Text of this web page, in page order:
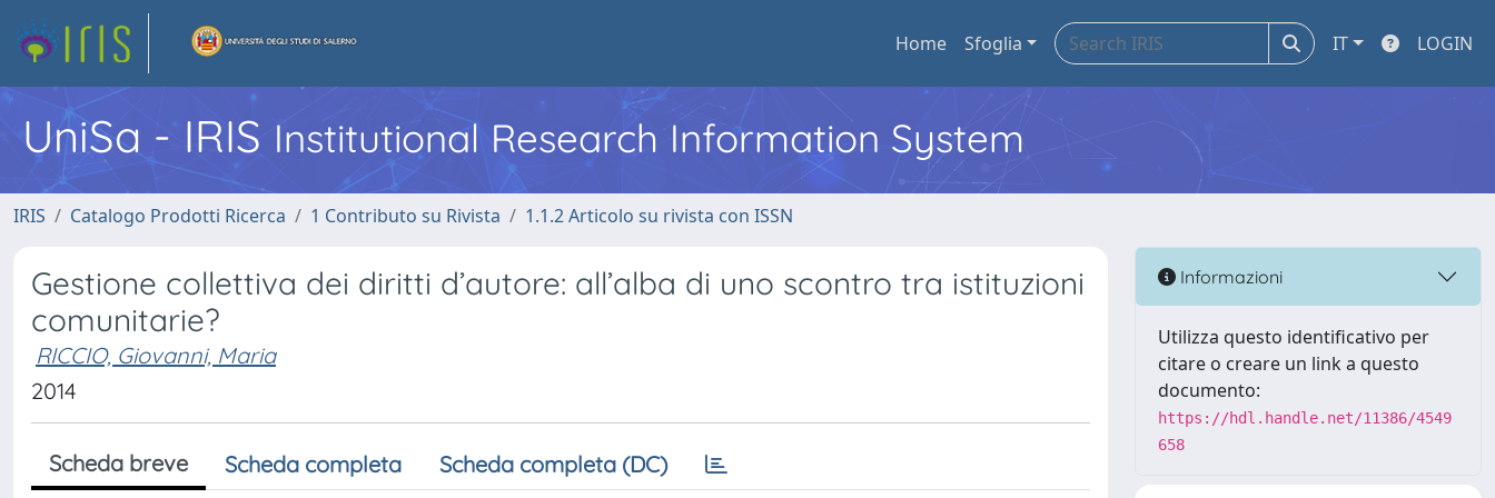
Home Sfoglia IT LOGIN
UniSa - IRIS Institutional Research Information System
IRIS Catalogo Prodotti Ricerca 1 Contributo su Rivista 1.1.2 Articolo su rivista con ISSN
Gestione collettiva dei diritti d’autore: all’alba di uno scontro tra istituzioni
comunitarie?
RICCIO, Giovanni, Maria
2014
Scheda breve Scheda completa Scheda completa (DC)
Informazioni
Utilizza questo identificativo per
citare o creare un link a questo
documento:
https://hdl.handle.net/11386/4549
658